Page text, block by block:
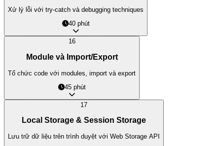
Xử lý lỗi với try-catch và debugging techniques
40 phút
16
Module và Import/Export
Tổ chức code với modules, import và export
45 phút
17
Local Storage & Session Storage
Lưu trữ dữ liệu trên trình duyệt với Web Storage API